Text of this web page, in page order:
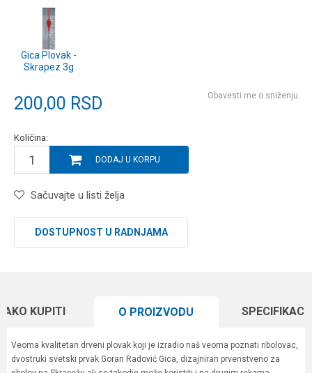
Gica Plovak -
Skrapez 3g
200,00 RSD Obavesti me o sniženju
Količina:
DODAJ U KORPU
Sačuvajte u listi želja
DOSTUPNOST U RADNJAMA
KUPITI O PROIZVODU
Veoma kvalitetan drveni plovak koji je izradio naš veoma poznati ribolovac,
dvostruki svetski prvak Goran Radović Gica, dizajniran prvenstveno za